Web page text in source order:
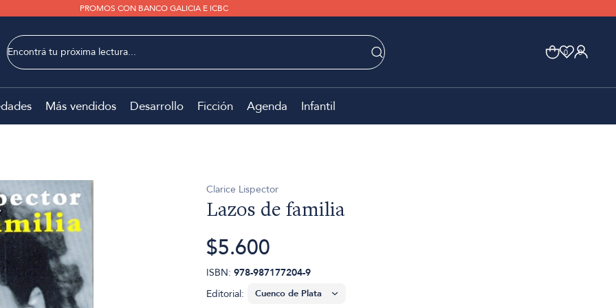
PROMOS CON BANCO GALICIA E ICBC
0 0
Más vendidos Desarrollo Ficción Agenda Infantil
Clarice Lispector
Lazos de familia
$5.600
ISBN: 978-987177204-9
Editorial: